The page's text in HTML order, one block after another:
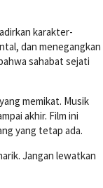
karakter-
dan menegangkan
sahabat sejati
memikat. Musik
akhir. Film ini
yang tetap ada.
Jangan lewatkan